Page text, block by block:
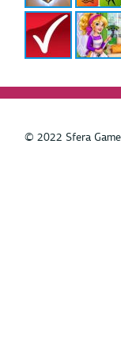
© 2022 Sfera Game